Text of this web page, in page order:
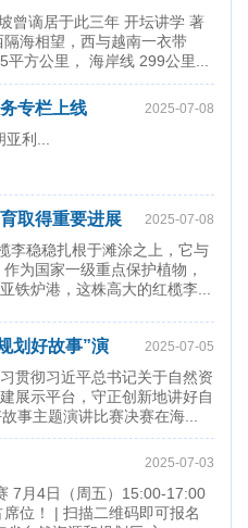
曾谪居于此三年 开坛讲学 著
海相望，西与越南一衣带
方公里， 海岸线 299公里...
专栏上线 2025-07-08
利...
取得重要进展 2025-07-08
李稳稳扎根于滩涂之上，它与
为国家一级重点保护植物，
铁炉港，这株高大的红榄李...
划好故事”演
2025-07-05
贯彻习近平总书记关于自然资
展示平台，守正创新地讲好自
事主题演讲比赛决赛在海...
2025-07-03
7月4日（周五）15:00-17:00
位！ | 扫描二维码即可报名